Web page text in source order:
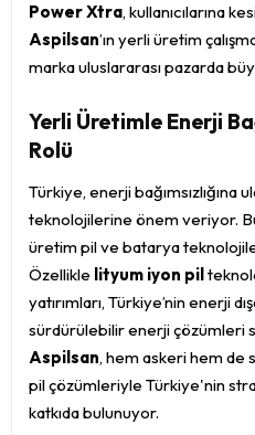
Power Xtra, kullanıcılarına
Aspilsan’ın yerli üretim
marka uluslararası pazarda
Yerli Üretimle Enerji
Rolü
Türkiye, enerji bağımsızlığına
teknolojilerine önem veriyor.
üretim pil ve batarya
Özellikle lityum iyon pil
yatırımları, Türkiye’nin enerji
sürdürülebilir enerji çözümleri
Aspilsan, hem askeri hem de
pil çözümleriyle Türkiye'nin
katkıda bulunuyor.